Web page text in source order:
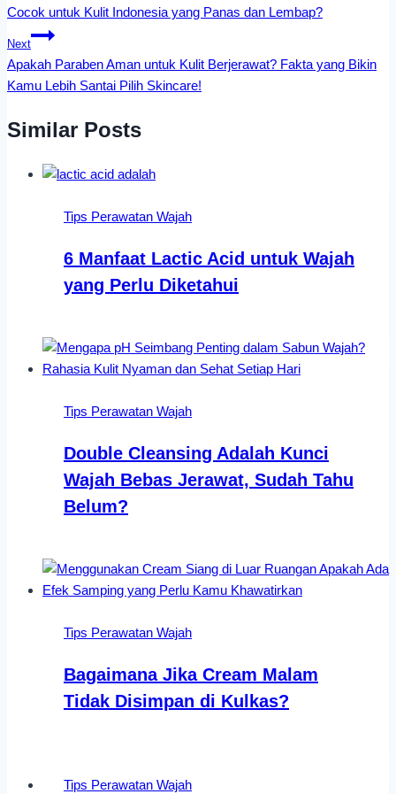
Cocok untuk Kulit Indonesia yang Panas dan Lembap?
Next
Apakah Paraben Aman untuk Kulit Berjerawat? Fakta yang Bikin
Kamu Lebih Santai Pilih Skincare!
Similar Posts
Tips Perawatan Wajah
6 Manfaat Lactic Acid untuk Wajah
yang Perlu Diketahui
Tips Perawatan Wajah
Double Cleansing Adalah Kunci
Wajah Bebas Jerawat, Sudah Tahu
Belum?
Tips Perawatan Wajah
Bagaimana Jika Cream Malam
Tidak Disimpan di Kulkas?
Tips Perawatan Wajah